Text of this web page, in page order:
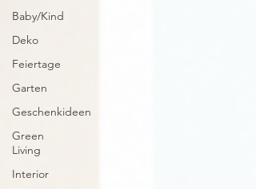
Baby/Kind
Deko
Feiertage
Garten
Geschenkideen
Green
Living
Interior